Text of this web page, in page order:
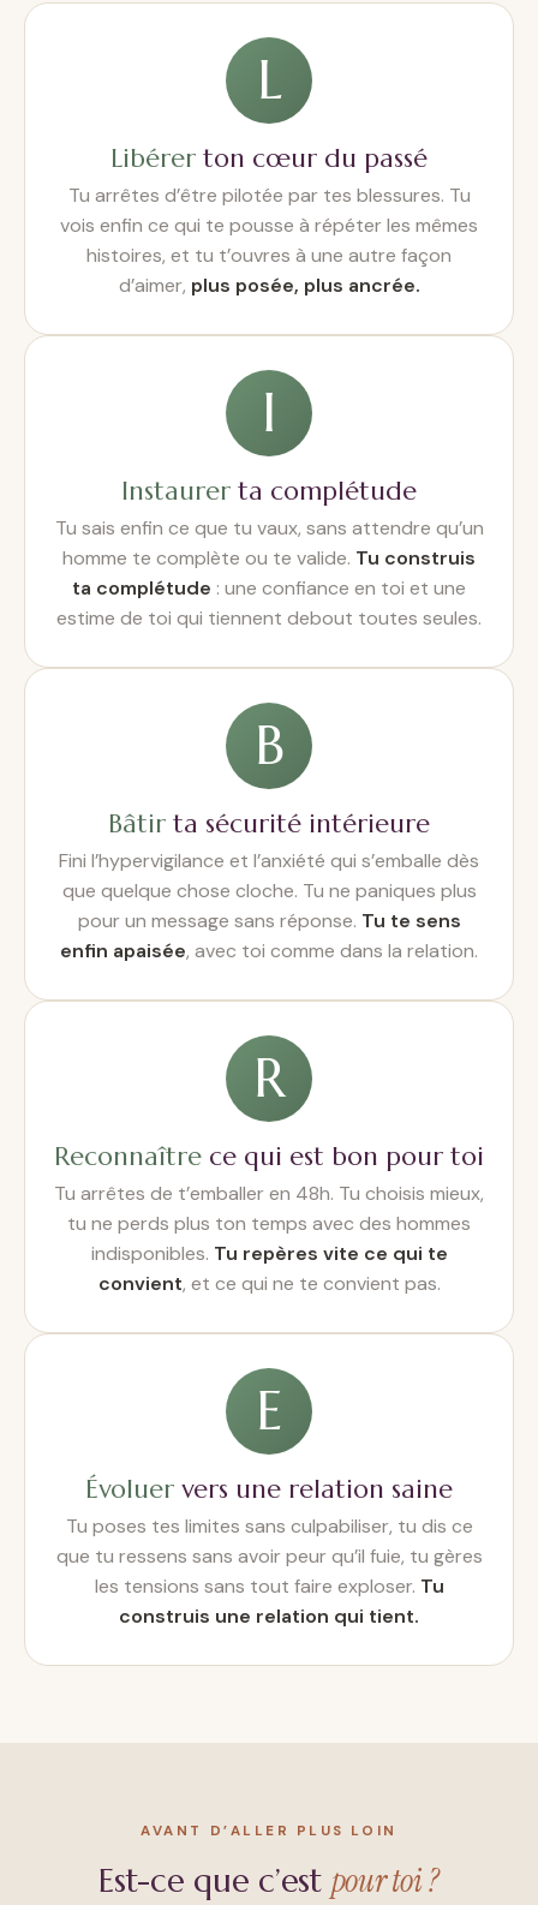
L
Libérer ton cœur du passé
Tu arrêtes d’être pilotée par tes blessures. Tu
vois enfin ce qui te pousse à répéter les mêmes
histoires, et tu t’ouvres à une autre façon
d’aimer, plus posée, plus ancrée.
I
Instaurer ta complétude
Tu sais enfin ce que tu vaux, sans attendre qu’un
homme te complète ou te valide. Tu construis
ta complétude : une confiance en toi et une
estime de toi qui tiennent debout toutes seules.
B
Bâtir ta sécurité intérieure
Fini l’hypervigilance et l’anxiété qui s’emballe dès
que quelque chose cloche. Tu ne paniques plus
pour un message sans réponse. Tu te sens
enfin apaisée, avec toi comme dans la relation.
R
Reconnaître ce qui est bon pour toi
Tu arrêtes de t’emballer en 48h. Tu choisis mieux,
tu ne perds plus ton temps avec des hommes
indisponibles. Tu repères vite ce qui te
convient, et ce qui ne te convient pas.
E
Évoluer vers une relation saine
Tu poses tes limites sans culpabiliser, tu dis ce
que tu ressens sans avoir peur qu’il fuie, tu gères
les tensions sans tout faire exploser. Tu
construis une relation qui tient.
AVANT D’ALLER PLUS LOIN
Est-ce que c’est pour toi ?